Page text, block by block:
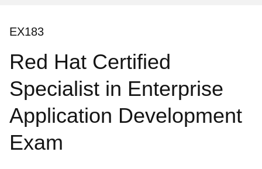
EX183
Red Hat Certified
Specialist in Enterprise
Application Development
Exam